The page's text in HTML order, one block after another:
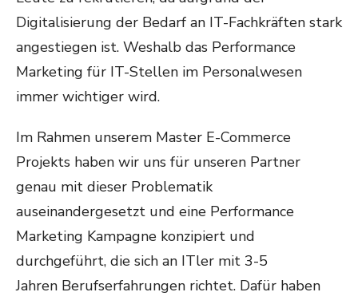
Digitalisierung der Bedarf an IT-Fachkräften stark
angestiegen ist. Weshalb das Performance
Marketing für IT-Stellen im Personalwesen
immer wichtiger wird.
Im Rahmen unserem Master E-Commerce
Projekts haben wir uns für unseren Partner
genau mit dieser Problematik
auseinandergesetzt und eine Performance
Marketing Kampagne konzipiert und
durchgeführt, die sich an ITler mit 3-5
Jahren Berufserfahrungen richtet. Dafür haben